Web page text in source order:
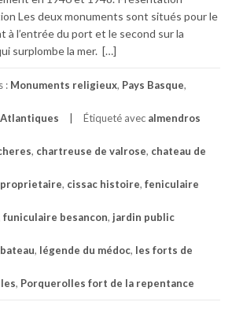
Les deux monuments sont situés pour le
à l’entrée du port et le second sur la
surplombe la mer. […]
: Monuments religieux, Pays Basque,
Étiqueté avec almendros
, chartreuse de valrose, chateau de
, cissac histoire, feniculaire
funiculaire besancon, jardin public
, légende du médoc, les forts de
, Porquerolles fort de la repentance